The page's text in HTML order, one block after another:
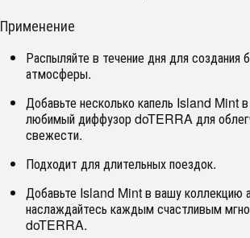
Применение
Распыляйте в течение дня для создания
атмосферы.
Добавьте несколько капель Island Mint
любимый диффузор doTERRA для
свежести.
Подходит для длительных поездок.
Добавьте Island Mint в вашу коллекцию
наслаждайтесь каждым счастливым
doTERRA.